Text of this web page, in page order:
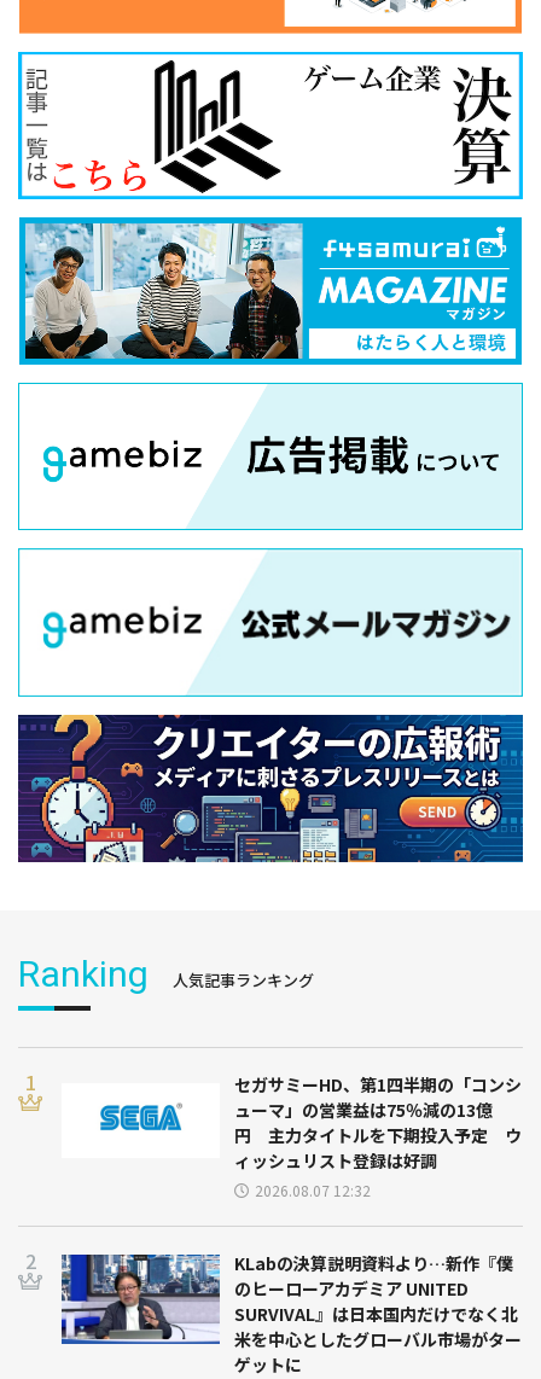
Ranking 人気記事ランキング
セガサミーHD、第1四半期の「コンシ
ューマ」の営業益は75％減の13億
円 主力タイトルを下期投入予定 ウ
ィッシュリスト登録は好調
2026.08.07 12:32
KLabの決算説明資料より…新作『僕
のヒーローアカデミア UNITED
SURVIVAL』は日本国内だけでなく北
米を中心としたグローバル市場がター
ゲットに